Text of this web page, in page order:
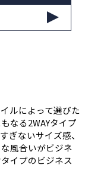
ルによって選びた
なる2WAYタイプ
ぎないサイズ感、
風合いがビジネ
イプのビジネス